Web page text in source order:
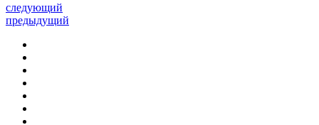
следующий
предыдущий